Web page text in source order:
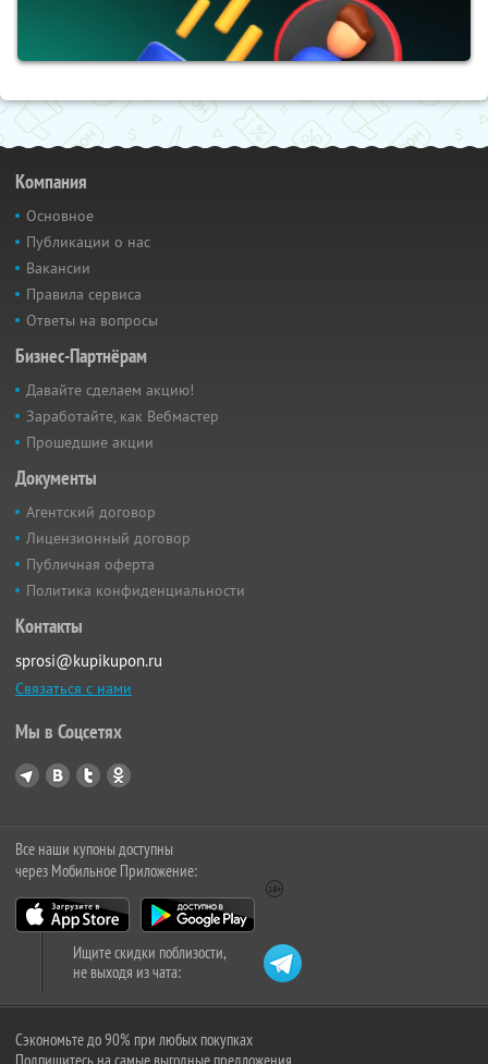
Компания
Основное
Публикации о нас
Вакансии
Правила сервиса
Ответы на вопросы
Бизнес-Партнёрам
Давайте сделаем акцию!
Заработайте, как Вебмастер
Прошедшие акции
Документы
Агентский договор
Лицензионный договор
Публичная оферта
Политика конфиденциальности
Контакты
sprosi@kupikupon.ru
Связаться с нами
Мы в Соцсетях
Все наши купоны доступны
через Мобильное Приложение:
Ищите скидки поблизости,
не выходя из чата:
Сэкономьте до 90% при любых покупках